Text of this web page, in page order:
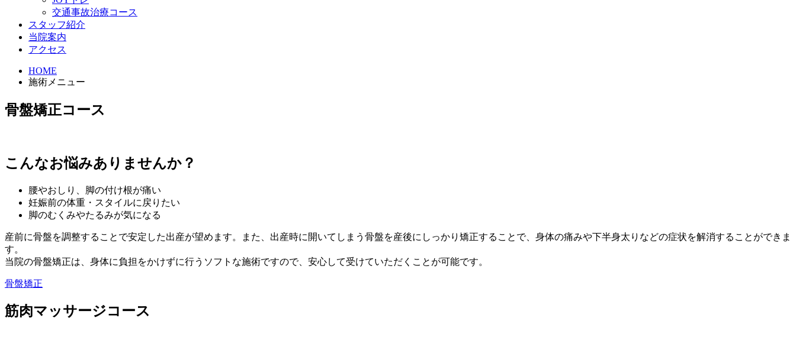
交通事故治療コース
スタッフ紹介
当院案内
アクセス
HOME
施術メニュー
骨盤矯正コース
こんなお悩みありませんか？
腰やおしり、脚の付け根が痛い
妊娠前の体重・スタイルに戻りたい
脚のむくみやたるみが気になる
産前に骨盤を調整することで安定した出産が望めます。また、出産時に開いてしまう骨盤を産後にしっかり矯正することで、身体の痛みや下半身太りなどの症状を解消することができま
す。
当院の骨盤矯正は、身体に負担をかけずに行うソフトな施術ですので、安心して受けていただくことが可能です。
骨盤矯正
筋肉マッサージコース